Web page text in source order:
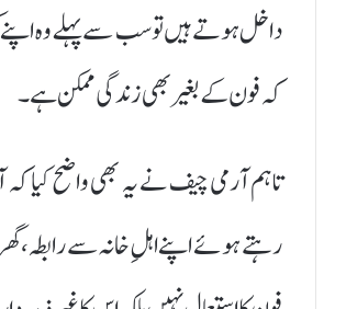
داخل ہوتے ہیں تو سب سے پہلے وہ
کہ فون کے بغیر بھی زندگی ممکن ہے۔
تاہم آرمی چیف نے یہ بھی واضح کیا
رہتے ہوئے اپنے اہلِ خانہ سے